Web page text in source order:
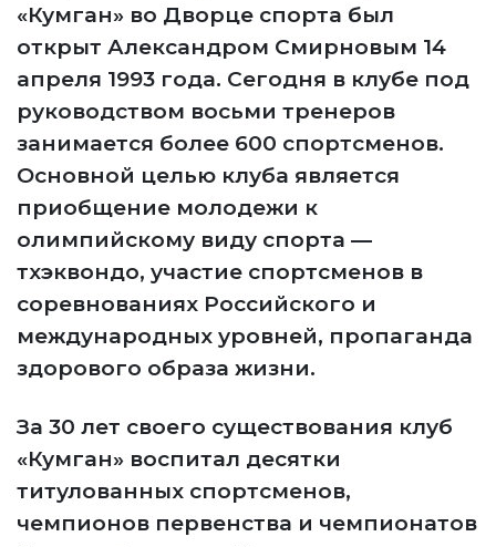
«Кумган» во Дворце спорта был
открыт Александром Смирновым 14
апреля 1993 года. Сегодня в клубе под
руководством восьми тренеров
занимается более 600 спортсменов.
Основной целью клуба является
приобщение молодежи к
олимпийскому виду спорта —
тхэквондо, участие спортсменов в
соревнованиях Российского и
международных уровней, пропаганда
здорового образа жизни.
За 30 лет своего существования клуб
«Кумган» воспитал десятки
титулованных спортсменов,
чемпионов первенства и чемпионатов